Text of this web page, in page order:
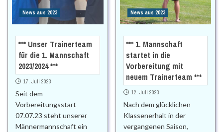
News aus 2023
*** Unser Trainerteam
für die 1. Mannschaft
2023/2024 ***
17. Juli 2023
Seit dem
Vorbereitungsstart
07.07.23 steht unserer
Männermannschaft ein
News aus 2023
*** 1. Mannschaft
startet in die
Vorbereitung mit
neuem Trainerteam ***
12. Juli 2023
Nach dem glücklichen
Klassenerhalt in der
vergangenen Saison,